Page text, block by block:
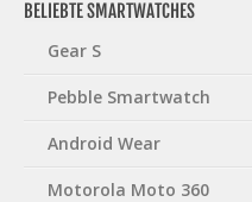
BELIEBTE SMARTWATCHES
Gear S
Pebble Smartwatch
Android Wear
Motorola Moto 360